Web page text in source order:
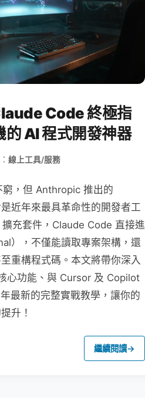
Code 終極指
AI 程式開發神器
線上工具/服務
，但 Anthropic 推出的
近年來最具革命性的開發者工
充套件，Claude Code 直接進
），不僅能讀取專案架構，還
重構程式碼。本文將帶你深入
心功能、與 Cursor 及 Copilot
最新的完整實戰教學，讓你的
升！
繼續閱讀→